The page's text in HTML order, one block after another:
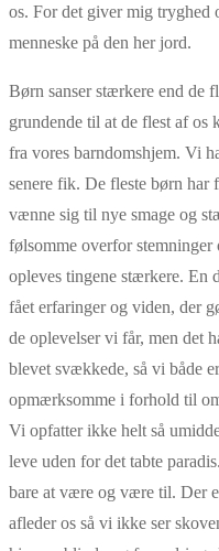
os. For det giver mig
menneske på den her jord.
Børn sanser stærkere end de
grundende til at de flest af os
fra vores barndomshjem. Vi
senere fik. De fleste børn har
vænne sig til nye smage og
følsomme overfor
opleves tingene stærkere. En
fået erfaringer og viden, der
de oplevelser vi får, men det
blevet svækkede, så vi både
opmærksomme i forhold til
Vi opfatter ikke helt så
leve uden for det tabte
bare at være og være til. Der
afleder os så vi ikke ser